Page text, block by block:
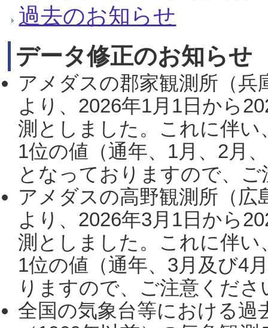
過去のお知らせ
データ修正のお知らせ
アメダスの郡家観測所（
より、2026年1月1日から
測としました。これに伴い
1位の値（通年、1月、2月
となっておりますので、
アメダスの高野観測所（
より、2026年3月1日から
測としました。これに伴い
1位の値（通年、3月及び4
りますので、ご注意くだ
全国の気象台等における過